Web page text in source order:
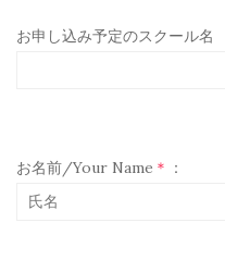
お申し込み予定のスクール名
お名前/Your Name ＊ ：